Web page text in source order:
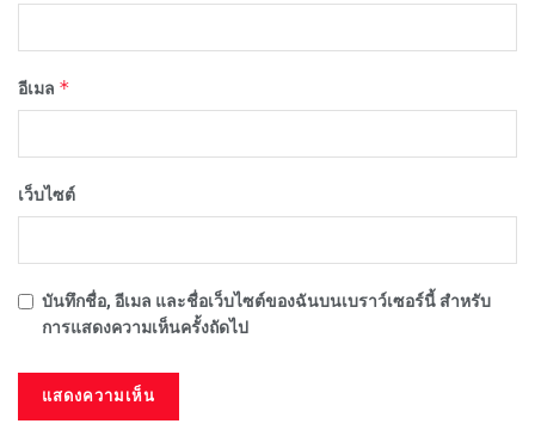
อีเมล *
เว็บไซต์
บันทึกชื่อ, อีเมล และชื่อเว็บไซต์ของฉันบนเบราว์เซอร์นี้ สำหรับ
การแสดงความเห็นครั้งถัดไป